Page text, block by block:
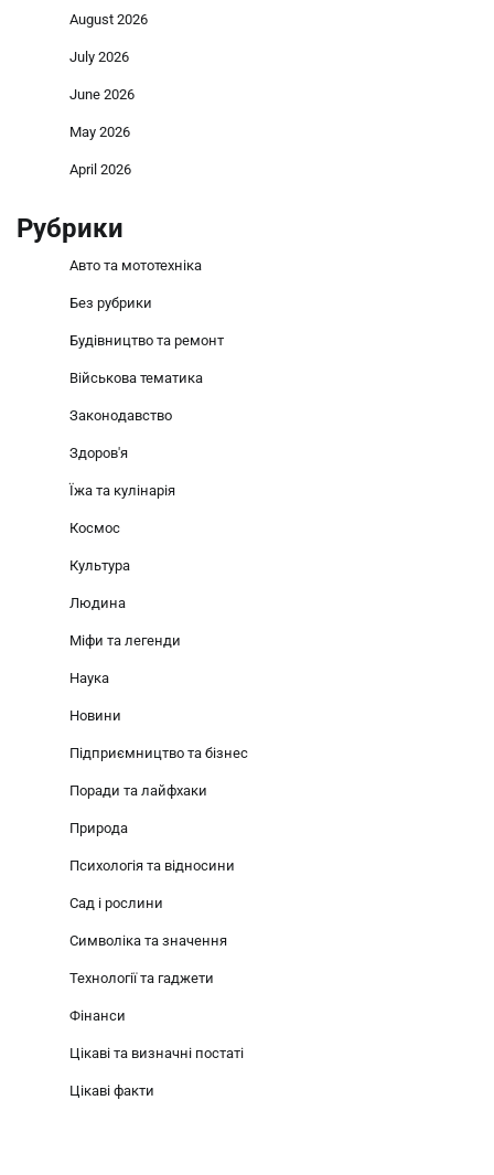
August 2026
July 2026
June 2026
May 2026
April 2026
Рубрики
Авто та мототехніка
Без рубрики
Будівництво та ремонт
Військова тематика
Законодавство
Здоров'я
Їжа та кулінарія
Космос
Культура
Людина
Міфи та легенди
Наука
Новини
Підприємництво та бізнес
Поради та лайфхаки
Природа
Психологія та відносини
Сад і рослини
Символіка та значення
Технології та гаджети
Фінанси
Цікаві та визначні постаті
Цікаві факти